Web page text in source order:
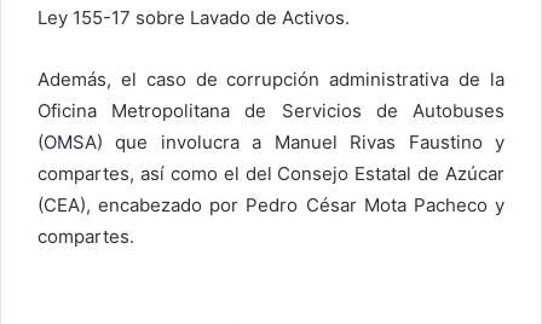
Ley 155-17 sobre Lavado de Activos.
Además, el caso de corrupción administrativa de la
Oficina Metropolitana de Servicios de Autobuses
(OMSA) que involucra a Manuel Rivas Faustino y
compartes, así como el del Consejo Estatal de Azúcar
(CEA), encabezado por Pedro César Mota Pacheco y
compartes.